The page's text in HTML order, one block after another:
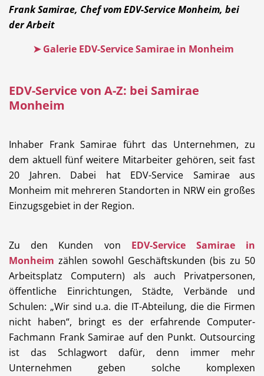
Frank Samirae, Chef vom EDV-Service Monheim, bei
der Arbeit
➤ Galerie EDV-Service Samirae in Monheim
EDV-Service von A-Z: bei Samirae
Monheim
Inhaber Frank Samirae führt das Unternehmen, zu
dem aktuell fünf weitere Mitarbeiter gehören, seit fast
20 Jahren. Dabei hat EDV-Service Samirae aus
Monheim mit mehreren Standorten in NRW ein großes
Einzugsgebiet in der Region.
Zu den Kunden von EDV-Service Samirae in
Monheim zählen sowohl Geschäftskunden (bis zu 50
Arbeitsplatz Computern) als auch Privatpersonen,
öffentliche Einrichtungen, Städte, Verbände und
Schulen: „Wir sind u.a. die IT-Abteilung, die die Firmen
nicht haben“, bringt es der erfahrende Computer-
Fachmann Frank Samirae auf den Punkt. Outsourcing
ist das Schlagwort dafür, denn immer mehr
Unternehmen geben solche komplexen